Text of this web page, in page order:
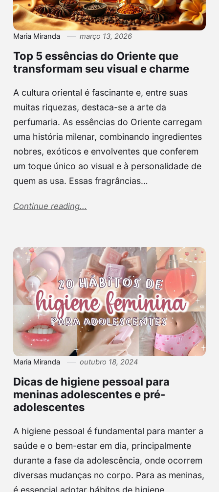
Maria Miranda março 13, 2026
Top 5 essências do Oriente que
transformam seu visual e charme
A cultura oriental é fascinante e, entre suas
muitas riquezas, destaca-se a arte da
perfumaria. As essências do Oriente carregam
uma história milenar, combinando ingredientes
nobres, exóticos e envolventes que conferem
um toque único ao visual e à personalidade de
quem as usa. Essas fragrâncias…
Continue reading...
Maria Miranda outubro 18, 2024
Dicas de higiene pessoal para
meninas adolescentes e pré-
adolescentes
A higiene pessoal é fundamental para manter a
saúde e o bem-estar em dia, principalmente
durante a fase da adolescência, onde ocorrem
diversas mudanças no corpo. Para as meninas,
é essencial adotar hábitos de higiene